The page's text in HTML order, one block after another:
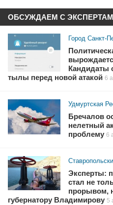
ОБСУЖДАЕМ С
Город Санкт-
Кандидаты
тылы перед новой атакой 6
Удмуртская
Бречалов
нелетный
проблему 6
Эксперты:
стал не
прорывом,
губернатору Владимирову 5